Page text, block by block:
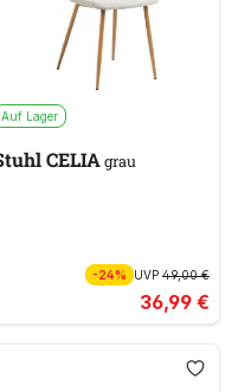
Auf Lager
Stuhl CELIAgrau
-24% UVP49,00 €
36,99 €